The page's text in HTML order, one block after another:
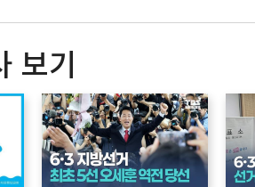
보기